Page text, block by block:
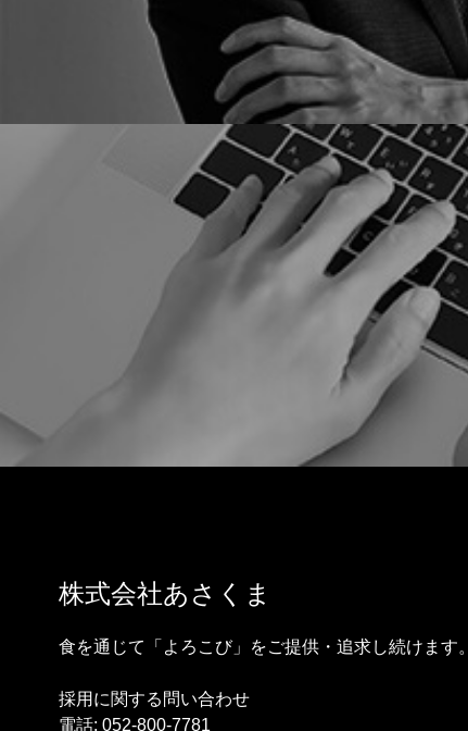
株式会社あさくま
食を通じて「よろこび」をご提供・追求し続けます。
採用に関する問い合わせ
電話: 052-800-7781